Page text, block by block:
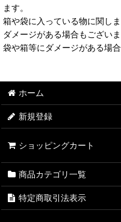
ます。
箱や袋に入っている物に関し
ダメージがある場合もございま
袋や箱等にダメージがある場
ホーム
新規登録
ショッピングカート
商品カテゴリ一覧
特定商取引法表示